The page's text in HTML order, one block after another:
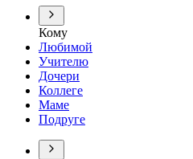
Кому
Любимой
Учителю
Дочери
Коллеге
Маме
Подруге